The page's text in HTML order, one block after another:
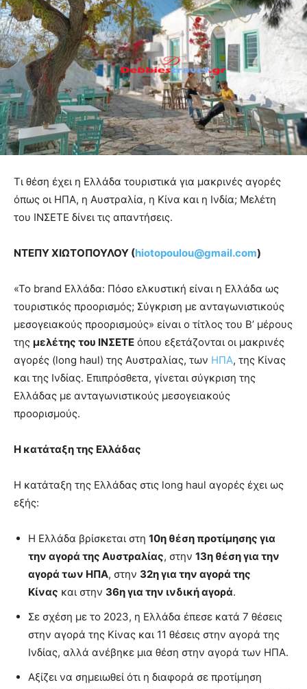
Τι θέση έχει η Ελλάδα τουριστικά για μακρινές αγορές
όπως οι ΗΠΑ, η Αυστραλία, η Κίνα και η Ινδία; Μελέτη
του ΙΝΣΕΤΕ δίνει τις απαντήσεις.
ΝΤΕΠΥ ΧΙΩΤΟΠΟΥΛΟΥ (hiotopoulou@gmail.com)
«Το brand Ελλάδα: Πόσο ελκυστική είναι η Ελλάδα ως
τουριστικός προορισμός; Σύγκριση με ανταγωνιστικούς
μεσογειακούς προορισμούς» είναι ο τίτλος του Β’ μέρους
της μελέτης του ΙΝΣΕΤΕ όπου εξετάζονται οι μακρινές
αγορές (long haul) της Αυστραλίας, των ΗΠΑ, της Κίνας
και της Ινδίας. Επιπρόσθετα, γίνεται σύγκριση της
Ελλάδας με ανταγωνιστικούς μεσογειακούς
προορισμούς.
Η κατάταξη της Ελλάδας
Η κατάταξη της Ελλάδας στις long haul αγορές έχει ως
εξής:
H Eλλάδα βρίσκεται στη 10η θέση προτίμησης για
την αγορά της Αυστραλίας, στην 13η θέση για την
αγορά των ΗΠΑ, στην 32η για την αγορά της
Κίνας και στην 36η για την ινδική αγορά.
Σε σχέση με το 2023, η Ελλάδα έπεσε κατά 7 θέσεις
στην αγορά της Κίνας και 11 θέσεις στην αγορά της
Ινδίας, αλλά ανέβηκε μια θέση στην αγορά των ΗΠΑ.
Αξίζει να σημειωθεί ότι η διαφορά σε προτίμηση